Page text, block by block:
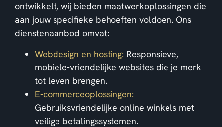
ontwikkelt, wij bieden maatwerkoplossingen die
aan jouw specifieke behoeften voldoen. Ons
dienstenaanbod omvat:
Webdesign en hosting: Responsieve,
mobiele-vriendelijke websites die je merk
tot leven brengen.
E-commerceoplossingen:
Gebruiksvriendelijke online winkels met
veilige betalingssystemen.